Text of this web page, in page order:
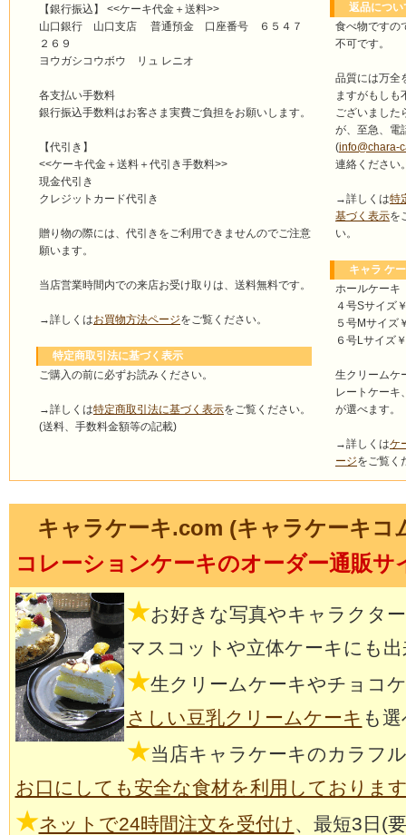
【銀行振込】 <<ケーキ代金＋送料>>
山口銀行 山口支店 普通預金 口座番号 ６５４７
２６９
ヨウガシコウボウ リュ レニオ
各支払い手数料
銀行振込手数料はお客さま実費ご負担をお願いします。
【代引き】
<<ケーキ代金＋送料＋代引き手数料>>
現金代引き
クレジットカード代引き
贈り物の際には、代引きをご利用できませんのでご注意
願います。
当店営業時間内での来店お受け取りは、送料無料です。
→詳しくはお買物方法ページをご覧ください。
特定商取引法に基づく表示
ご購入の前に必ずお読みください。
→詳しくは特定商取引法に基づく表示をご覧ください。
(送料、手数料金額等の記載)
返品につい
食べ物ですの
不可です。
品質には万全
ますがもしも
ございました
が、至急、電
(info@chara-
連絡ください
→詳しくは特
基づく表示を
い。
キャラ ケ
ホールケーキ
４号Sサイズ
５号Mサイズ
６号Lサイズ
生クリームケ
レートケーキ
が選べます。
→詳しくはケ
ージをご覧く
キャラケーキ.com (キャラケーキコ
コレーションケーキのオーダー通販サ
★お好きな写真やキャラクタ
マスコットや立体ケーキにも
★生クリームケーキやチョコ
さしい豆乳クリームケーキ も
★当店キャラケーキのカラフ
お口にしても安全な食材を利用しておりま
★ネットで24時間注文を受付け、最短3日(